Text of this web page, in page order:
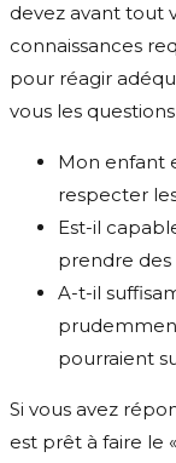
devez avant tout
connaissances
pour réagir
vous les
Mon enfant
respecter
Est-il
prendre des
A-t-il
pourraient
Si vous avez
est prêt à faire le